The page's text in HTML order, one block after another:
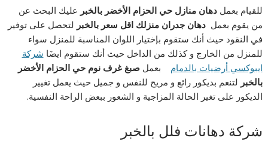
للقيام بعمل دهان منازل حي الحزام الأخضر بالخبر عليك البحث عن
من يقوم بعمل دهان جدران منزلك اقل سعر بالخبر لتحصل على توفير
في النقود حيث أنك ستقوم بإختيار اللوان المناسبة للمنزل سواء
للمنزل من الخارج و كذلك من الداخل حيث أنك ستقوم ايضَا شركة
ايبوكسي أرضيات بالدمام بعملصبغ غرف نوم حي الحزام الأخضر
بالخبر لتنعم بديكور رائع و مريح للنفس و جميل حيث يعمل تغيير
الديكور على تغير الحالة المزاجية و الشعور ببعض الراحة النفسية.
شركة دهانات فلل بالخبر